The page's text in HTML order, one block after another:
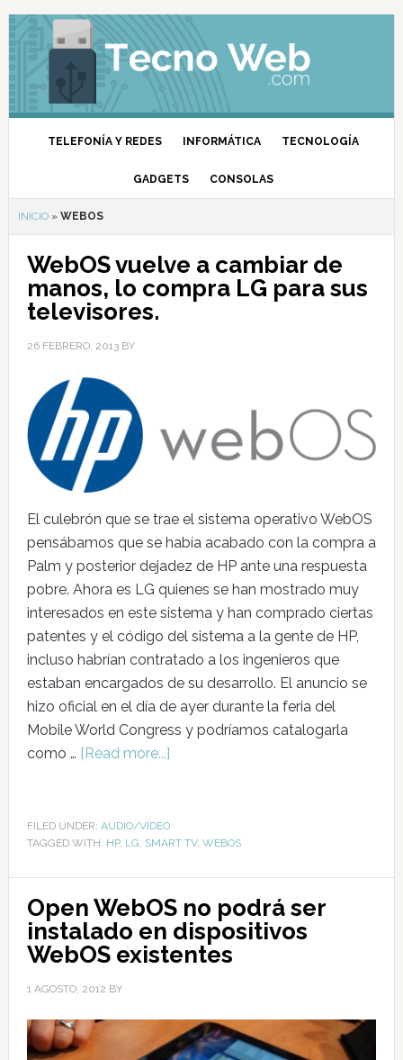
TELEFONÍA Y REDES INFORMÁTICA TECNOLOGÍA
GADGETS CONSOLAS
INICIO» WEBOS
WebOS vuelve a cambiar de
manos, lo compra LG para sus
televisores.
26 FEBRERO, 2013BY
El culebrón que se trae el sistema operativo WebOS
pensábamos que se había acabado con la compra a
Palm y posterior dejadez de HP ante una respuesta
pobre. Ahora es LG quienes se han mostrado muy
interesados en este sistema y han comprado ciertas
patentes y el código del sistema a la gente de HP,
incluso habrían contratado a los ingenieros que
estaban encargados de su desarrollo. El anuncio se
hizo oficial en el día de ayer durante la feria del
Mobile World Congress y podríamos catalogarla
como … [Read more...]
FILED UNDER: AUDIO/VÍDEO
TAGGED WITH: HP, LG, SMART TV, WEBOS
Open WebOS no podrá ser
instalado en dispositivos
WebOS existentes
1 AGOSTO, 2012 BY